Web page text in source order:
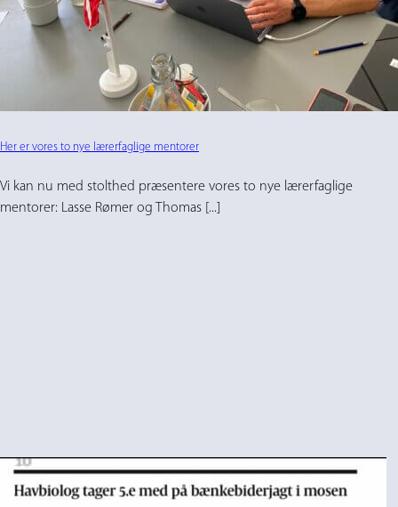
Her er vores to nye lærerfaglige mentorer
Vi kan nu med stolthed præsentere vores to nye lærerfaglige
mentorer: Lasse Rømer og Thomas [...]